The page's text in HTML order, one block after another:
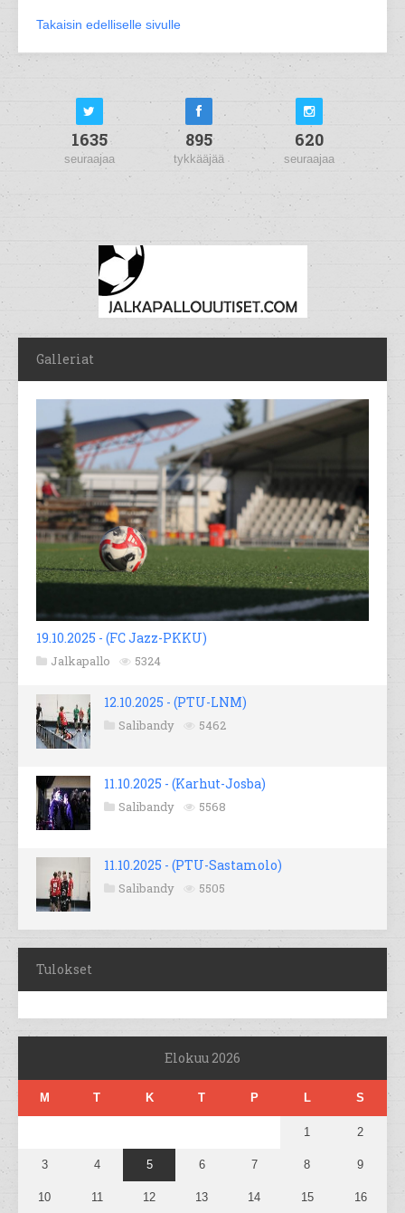
Takaisin edelliselle sivulle
1635
seuraajaa
895
tykkääjää
620
seuraajaa
Galleriat
19.10.2025 - (FC Jazz-PKKU)
Jalkapallo 5324
12.10.2025 - (PTU-LNM)
Salibandy 5462
11.10.2025 - (Karhut-Josba)
Salibandy 5568
11.10.2025 - (PTU-Sastamolo)
Salibandy 5505
Tulokset
Elokuu 2026
M T K T P L S
1 2
3 4 5 6 7 8 9
10 11 12 13 14 15 16